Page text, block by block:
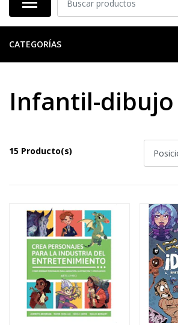
CATEGORÍAS
Infantil-dibujo
15 Producto(s)